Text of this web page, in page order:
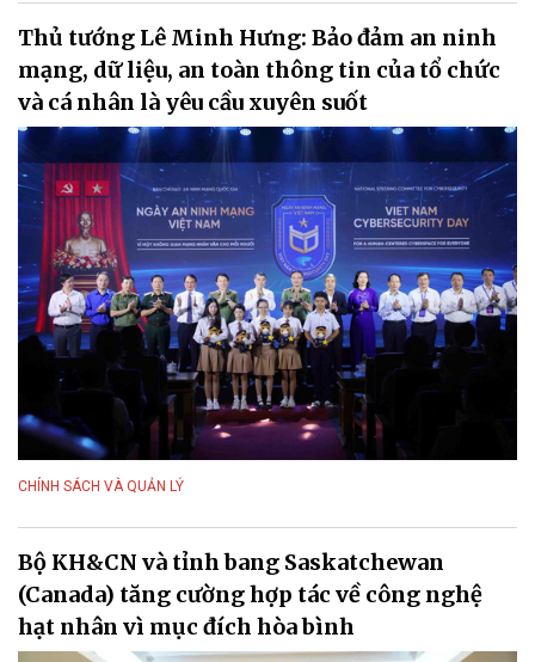
Thủ tướng Lê Minh Hưng: Bảo đảm an ninh
mạng, dữ liệu, an toàn thông tin của tổ chức
và cá nhân là yêu cầu xuyên suốt
CHÍNH SÁCH VÀ QUẢN LÝ
Bộ KH&CN và tỉnh bang Saskatchewan
(Canada) tăng cường hợp tác về công nghệ
hạt nhân vì mục đích hòa bình